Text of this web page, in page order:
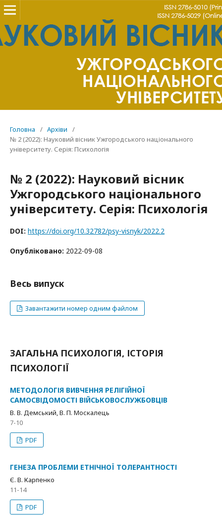
Головна / Архіви
/
№ 2 (2022): Науковий вісник Ужгородського національного
університету. Серія: Психологія
№ 2 (2022): Науковий вісник
Ужгородського національного
університету. Серія: Психологія
DOI: https://doi.org/10.32782/psy-visnyk/2022.2
Опубліковано: 2022-09-08
Весь випуск
Завантажити номер одним файлом
ЗАГАЛЬНА ПСИХОЛОГІЯ, ІСТОРІЯ
ПСИХОЛОГІЇ
МЕТОДОЛОГІЯ ВИВЧЕННЯ РЕЛІГІЙНОЇ
САМОСВІДОМОСТІ ВІЙСЬКОВОСЛУЖБОВЦІВ
В. В. Демський, В. П. Москалець
7-10
PDF
ГЕНЕЗА ПРОБЛЕМИ ЕТНІЧНОЇ ТОЛЕРАНТНОСТІ
Є. В. Карпенко
11-14
PDF